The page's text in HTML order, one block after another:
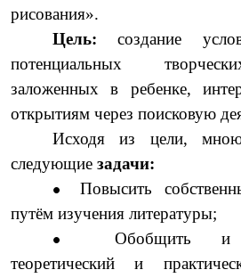
рисования».
Цель:создание
потенциальных
заложенных в ребенке,
открытиям через поисковую
Исходя из цели,
следующие задачи:
Повысить
путём изучения литературы;
Обобщить
и
теоретический и